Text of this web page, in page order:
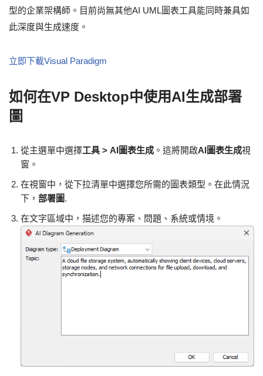
型的企業架構師。目前尚無其他AI UML圖表工具能同時兼具如
此深度與生成速度。
立即下載Visual Paradigm
如何在VP Desktop中使用AI生成部署
圖
從主選單中選擇工具 > AI圖表生成 。這將開啟AI圖表生成視
窗。
在視窗中，從下拉清單中選擇您所需的圖表類型。在此情況
下， 部署圖.
在文字區域中，描述您的專案、問題、系統或情境。